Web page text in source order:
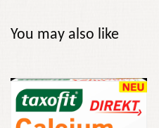
You may also like